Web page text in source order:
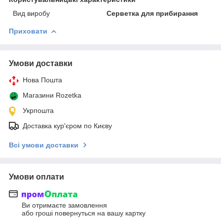
Вид виробу
Серветка для прибирання
Приховати
Умови доставки
Нова Пошта
Магазини Rozetka
Укрпошта
Доставка кур'єром по Києву
Всі умови доставки
Умови оплати
Ви отримаєте замовлення
або гроші повернуться на вашу картку